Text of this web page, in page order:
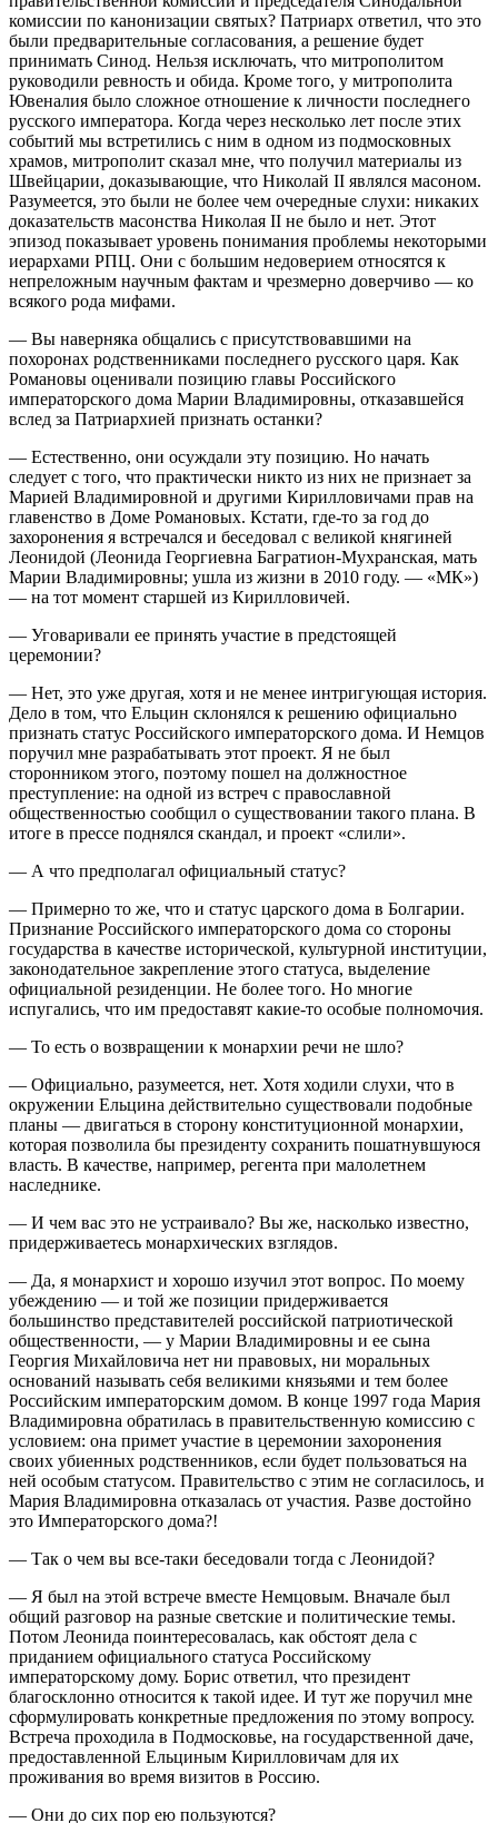
комиссии по канонизации святых? Патриарх ответил, что это
были предварительные согласования, а решение будет
принимать Синод. Нельзя исключать, что митрополитом
руководили ревность и обида. Кроме того, у митрополита
Ювеналия было сложное отношение к личности последнего
русского императора. Когда через несколько лет после этих
событий мы встретились с ним в одном из подмосковных
храмов, митрополит сказал мне, что получил материалы из
Швейцарии, доказывающие, что Николай II являлся масоном.
Разумеется, это были не более чем очередные слухи: никаких
доказательств масонства Николая II не было и нет. Этот
эпизод показывает уровень понимания проблемы некоторыми
иерархами РПЦ. Они с большим недоверием относятся к
непреложным научным фактам и чрезмерно доверчиво — ко
всякого рода мифами.
— Вы наверняка общались с присутствовавшими на
похоронах родственниками последнего русского царя. Как
Романовы оценивали позицию главы Российского
императорского дома Марии Владимировны, отказавшейся
вслед за Патриархией признать останки?
— Естественно, они осуждали эту позицию. Но начать
следует с того, что практически никто из них не признает за
Марией Владимировной и другими Кирилловичами прав на
главенство в Доме Романовых. Кстати, где-то за год до
захоронения я встречался и беседовал с великой княгиней
Леонидой (Леонида Георгиевна Багратион-Мухранская, мать
Марии Владимировны; ушла из жизни в 2010 году. — «МК»)
— на тот момент старшей из Кирилловичей.
— Уговаривали ее принять участие в предстоящей
церемонии?
— Нет, это уже другая, хотя и не менее интригующая история.
Дело в том, что Ельцин склонялся к решению официально
признать статус Российского императорского дома. И Немцов
поручил мне разрабатывать этот проект. Я не был
сторонником этого, поэтому пошел на должностное
преступление: на одной из встреч с православной
общественностью сообщил о существовании такого плана. В
итоге в прессе поднялся скандал, и проект «слили».
— А что предполагал официальный статус?
— Примерно то же, что и статус царского дома в Болгарии.
Признание Российского императорского дома со стороны
государства в качестве исторической, культурной институции,
законодательное закрепление этого статуса, выделение
официальной резиденции. Не более того. Но многие
испугались, что им предоставят какие-то особые полномочия.
— То есть о возвращении к монархии речи не шло?
— Официально, разумеется, нет. Хотя ходили слухи, что в
окружении Ельцина действительно существовали подобные
планы — двигаться в сторону конституционной монархии,
которая позволила бы президенту сохранить пошатнувшуюся
власть. В качестве, например, регента при малолетнем
наследнике.
— И чем вас это не устраивало? Вы же, насколько известно,
придерживаетесь монархических взглядов.
— Да, я монархист и хорошо изучил этот вопрос. По моему
убеждению — и той же позиции придерживается
большинство представителей российской патриотической
общественности, — у Марии Владимировны и ее сына
Георгия Михайловича нет ни правовых, ни моральных
оснований называть себя великими князьями и тем более
Российским императорским домом. В конце 1997 года Мария
Владимировна обратилась в правительственную комиссию с
условием: она примет участие в церемонии захоронения
своих убиенных родственников, если будет пользоваться на
ней особым статусом. Правительство с этим не согласилось, и
Мария Владимировна отказалась от участия. Разве достойно
это Императорского дома?!
— Так о чем вы все-таки беседовали тогда с Леонидой?
— Я был на этой встрече вместе Немцовым. Вначале был
общий разговор на разные светские и политические темы.
Потом Леонида поинтересовалась, как обстоят дела с
приданием официального статуса Российскому
императорскому дому. Борис ответил, что президент
благосклонно относится к такой идее. И тут же поручил мне
сформулировать конкретные предложения по этому вопросу.
Встреча проходила в Подмосковье, на государственной даче,
предоставленной Ельциным Кирилловичам для их
проживания во время визитов в Россию.
— Они до сих пор ею пользуются?